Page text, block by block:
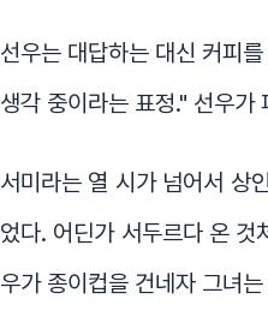
선우는 대답하는 대신 커피
생각 중이라는 표정." 선우가
서미라는 열 시가 넘어서 상
었다. 어딘가 서두르다 온 것
우가 종이컵을 건네자 그녀